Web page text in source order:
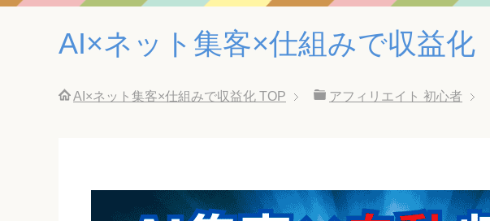
AI×ネット集客×仕組みで収益化
AI×ネット集客×仕組みで収益化 TOP アフィリエイト 初心者